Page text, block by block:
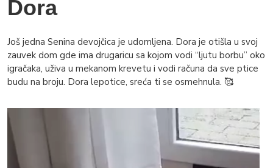
Dora
Još jedna Senina devojčica je udomljena. Dora je otišla u svoj
zauvek dom gde ima drugaricu sa kojom vodi “ljutu borbu” oko
igračaka, uživa u mekanom krevetu i vodi računa da sve ptice
budu na broju. Dora lepotice, sreća ti se osmehnula. 🥰